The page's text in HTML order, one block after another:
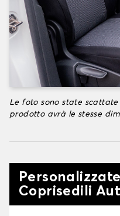
Le foto sono state
prodotto avrà le stesse
Coprisedili